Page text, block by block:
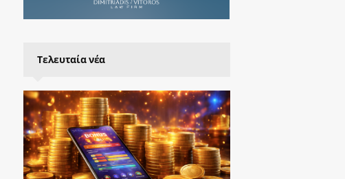
Τελευταία νέα